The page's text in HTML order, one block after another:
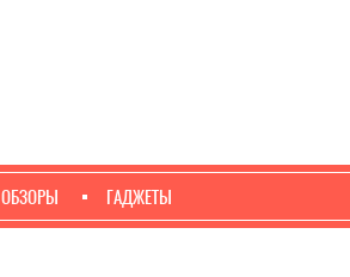
ОБЗОРЫ ГАДЖЕТЫ